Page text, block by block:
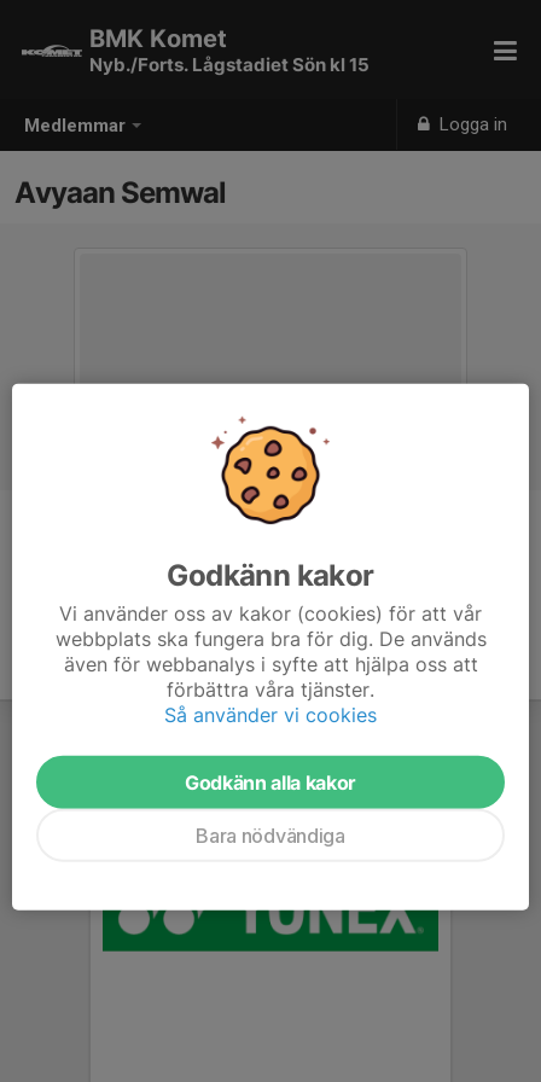
Medlemmar Logga in
BMK Komet
Nyb./Forts. Lågstadiet Sön kl 15
Avyaan Semwal
Godkänn kakor
Vi använder oss av kakor (cookies) för att vår
webbplats ska fungera bra för dig. De används
även för webbanalys i syfte att hjälpa oss att
förbättra våra tjänster.
Så använder vi cookies
Godkänn alla kakor
Bara nödvändiga